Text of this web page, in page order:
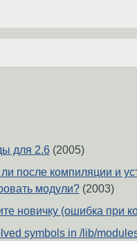
для 2.6(2005)
после компиляции и
модули?(2003)
новичку (ошибка при
symbols in /lib/